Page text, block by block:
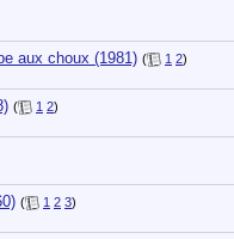
aux choux (1981) ( 1 2)
( 1 2)
( 1 2 3)